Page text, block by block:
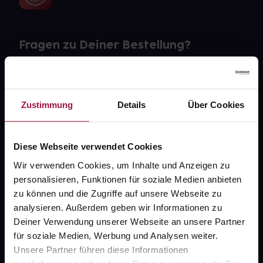
Zustimmung Details Über Cookies
Diese Webseite verwendet Cookies
Wir verwenden Cookies, um Inhalte und Anzeigen zu
personalisieren, Funktionen für soziale Medien anbieten
zu können und die Zugriffe auf unsere Webseite zu
analysieren. Außerdem geben wir Informationen zu
Deiner Verwendung unserer Webseite an unsere Partner
für soziale Medien, Werbung und Analysen weiter.
Unsere Partner führen diese Informationen
Fragen zu Deiner Bestellung?
FAQ
gesund.de
Über uns
Karriere
Newsletter